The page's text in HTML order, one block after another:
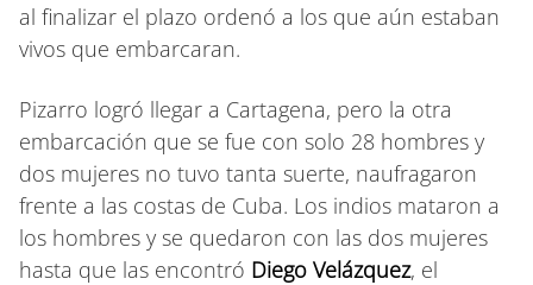
al finalizar el plazo ordenó a los que aún estaban
vivos que embarcaran.
Pizarro logró llegar a Cartagena, pero la otra
embarcación que se fue con solo 28 hombres y
dos mujeres no tuvo tanta suerte, naufragaron
frente a las costas de Cuba. Los indios mataron a
los hombres y se quedaron con las dos mujeres
hasta que las encontró Diego Velázquez, el